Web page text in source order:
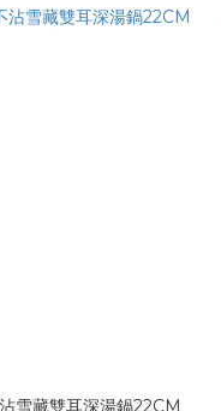
雪藏雙耳深湯鍋22CM